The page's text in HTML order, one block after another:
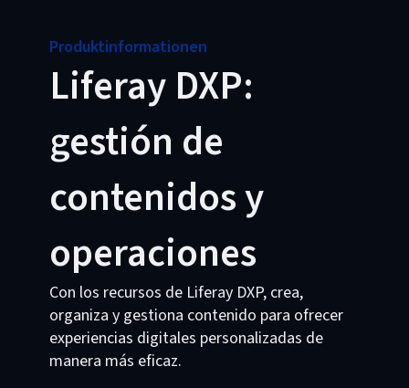
Produktinformationen
Liferay DXP:
gestión de
contenidos y
operaciones
Con los recursos de Liferay DXP, crea,
organiza y gestiona contenido para ofrecer
experiencias digitales personalizadas de
manera más eficaz.